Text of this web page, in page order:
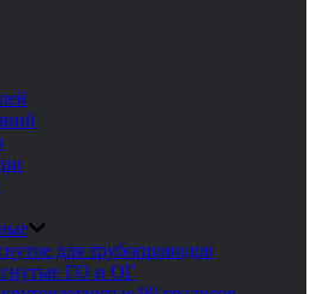
для трубопроводов
ГО и ОГ